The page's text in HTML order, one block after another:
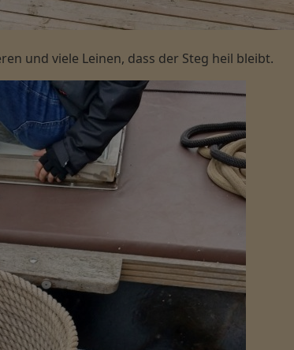
und viele Leinen, dass der Steg heil bleibt.